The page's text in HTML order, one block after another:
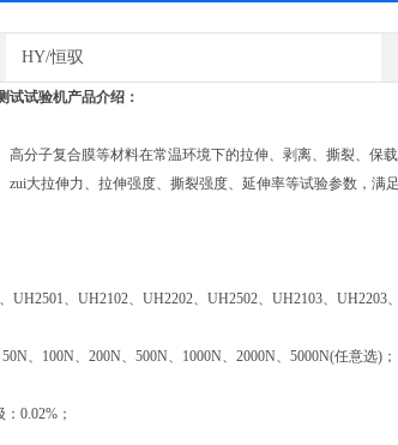
HY/恒驭
试试验机产品介绍：
分子复合膜等材料在常温环境下的拉伸、剥离、撕裂、保
zui大拉伸力、拉伸强度、撕裂强度、延伸率等试验参数，满
、UH2102、UH2202、UH2502、UH2103、UH2203
、100N、200N、500N、1000N、2000N、5000N(任意选)；
0.02%；